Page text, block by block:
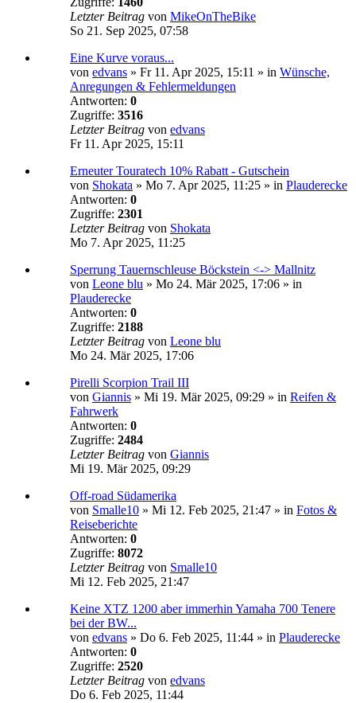
Letzter Beitrag von MikeOnTheBike
So 21. Sep 2025, 07:58
Eine Kurve voraus...
von edvans » Fr 11. Apr 2025, 15:11 » in Wünsche,
Anregungen & Fehlermeldungen
Antworten: 0
Zugriffe: 3516
Letzter Beitrag von edvans
Fr 11. Apr 2025, 15:11
Erneuter Touratech 10% Rabatt - Gutschein
von Shokata » Mo 7. Apr 2025, 11:25 » in Plauderecke
Antworten: 0
Zugriffe: 2301
Letzter Beitrag von Shokata
Mo 7. Apr 2025, 11:25
Sperrung Tauernschleuse Böckstein <-> Mallnitz
von Leone blu » Mo 24. Mär 2025, 17:06 » in
Plauderecke
Antworten: 0
Zugriffe: 2188
Letzter Beitrag von Leone blu
Mo 24. Mär 2025, 17:06
Pirelli Scorpion Trail III
von Giannis » Mi 19. Mär 2025, 09:29 » in Reifen &
Fahrwerk
Antworten: 0
Zugriffe: 2484
Letzter Beitrag von Giannis
Mi 19. Mär 2025, 09:29
Off-road Südamerika
von Smalle10 » Mi 12. Feb 2025, 21:47 » in Fotos &
Reiseberichte
Antworten: 0
Zugriffe: 8072
Letzter Beitrag von Smalle10
Mi 12. Feb 2025, 21:47
Keine XTZ 1200 aber immerhin Yamaha 700 Tenere
bei der BW...
von edvans » Do 6. Feb 2025, 11:44 » in Plauderecke
Antworten: 0
Zugriffe: 2520
Letzter Beitrag von edvans
Do 6. Feb 2025, 11:44